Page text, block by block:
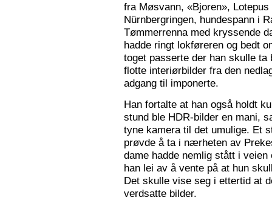
fra Møsvann, «Bjoren»,
Nürnbergringen, hundespann i
Tømmerrenna med kryssende
hadde ringt lokføreren og bedt
toget passerte der han skulle
flotte interiørbilder fra den
adgang til imponerte.
Han fortalte at han også holdt
stund ble HDR-bilder en mani,
tyne kamera til det umulige. Et
prøvde å ta i nærheten av
dame hadde nemlig stått i
han lei av å vente på at hun
Det skulle vise seg i ettertid at
verdsatte bilder.